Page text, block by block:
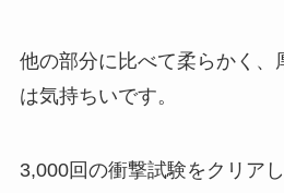
他の部分に比べて柔らかく、
は気持ちいです。
3,000回の衝撃試験をクリア